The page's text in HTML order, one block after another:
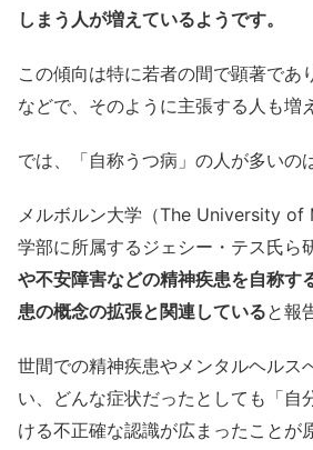
しまう人が増えているようです。
この傾向は特に若者の間で顕著であ
などで、そのように主張する人も増
では、「自称うつ病」の人が多いの
メルボルン大学（The University of
学部に所属するジェシー・テス氏ら
や不安障害などの精神疾患を自称す
患の概念の拡張と関連していると報
世間での精神疾患やメンタルヘルス
い、どんな症状だったとしても「自
ける不正確な認識が広まったことが